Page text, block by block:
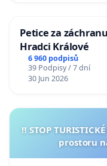
Petice za
Hradci Králové
6 960 podpisů
39 Podpisy / 7 dní
30 Jun 2026
‼️ STOP
prostoru